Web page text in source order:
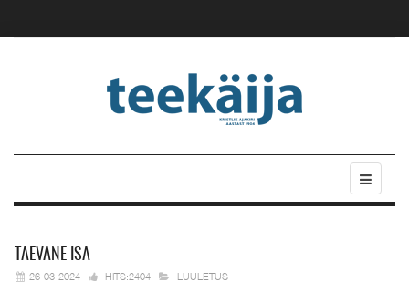
TAEVANE ISA
26-03-2024 HITS:2404 LUULETUS